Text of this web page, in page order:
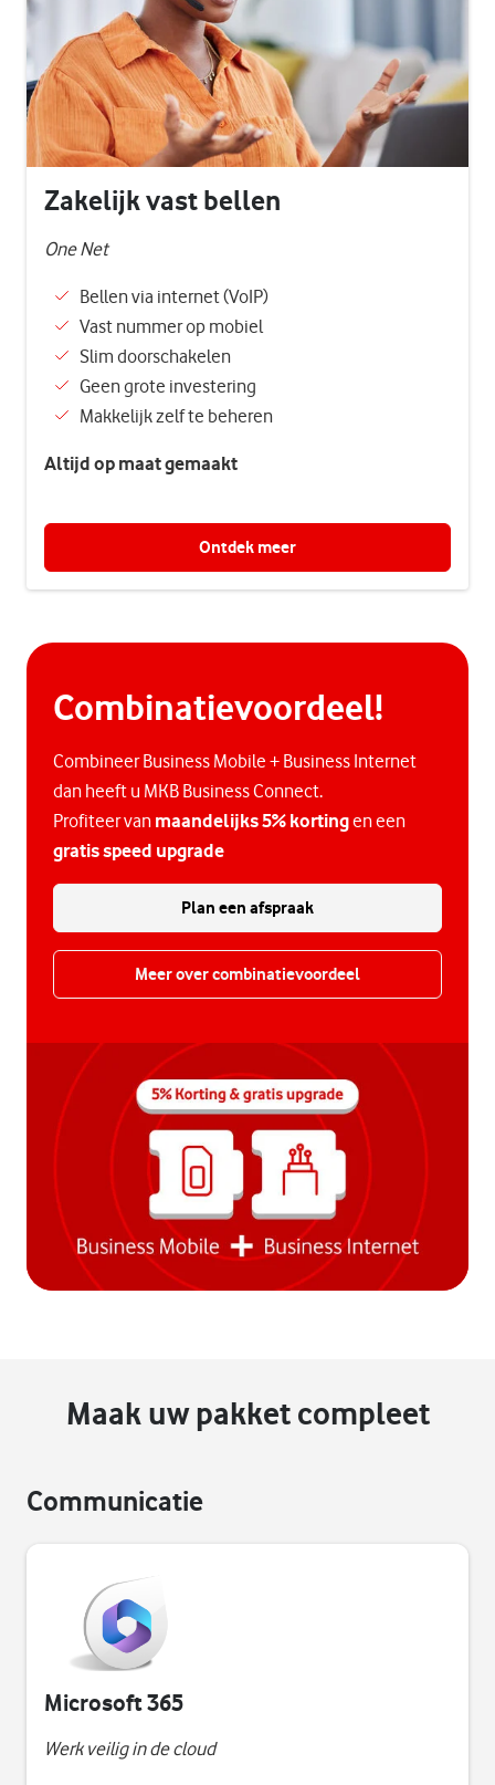
Zakelijk vast bellen
One Net
Bellen via internet (VoIP)
Vast nummer op mobiel
Slim doorschakelen
Geen grote investering
Makkelijk zelf te beheren
Altijd op maat gemaakt
Ontdek meer
Combinatievoordeel!
Combineer Business Mobile + Business Internet
dan heeft u MKB Business Connect.
Profiteer van maandelijks 5% kortingen een
gratis speed upgrade
Plan een afspraak
Meer over combinatievoordeel
Maak uw pakket compleet
Communicatie
Microsoft 365
Werk veilig in de cloud